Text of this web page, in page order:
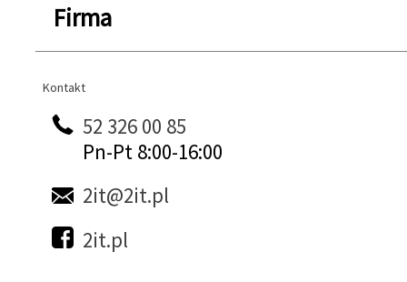
Firma
Kontakt
Kontakt
52 326 00 85
Pn-Pt 8:00-16:00
2it@2it.pl
2it.pl